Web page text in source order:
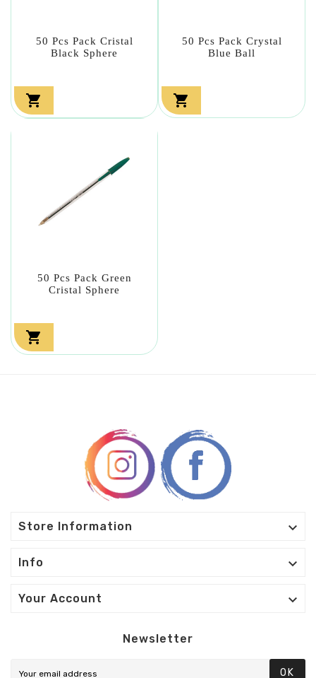
50 Pcs Pack Cristal
Black Sphere

50 Pcs Pack Crystal
Blue Ball

50 Pcs Pack Green
Cristal Sphere

Store Information 
Info 
Your Account 
Newsletter
OK